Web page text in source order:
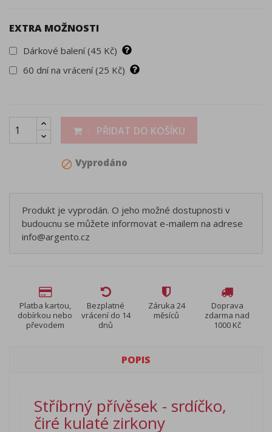
EXTRA MOŽNOSTI
Dárkové balení (45 Kč)
60 dní na vrácení (25 Kč)
PŘIDAT DO KOŠÍKU
block Vyprodáno
Produkt je vyprodán. O jeho možné dostupnosti v
budoucnu se můžete informovat e-mailem na adrese
info@argento.cz
Platba kartou,
dobírkou nebo
převodem
Bezplatné
vrácení do 14
dnů
Záruka 24
měsíců
Doprava
zdarma nad
1000 Kč
POPIS
Stříbrný přívěsek - srdíčko,
čiré kulaté zirkony